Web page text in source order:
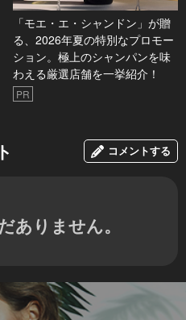
「モエ・エ・シャンドン」が贈
る、2026年夏の特別なプロモー
ション。極上のシャンパンを味
わえる厳選店舗を一挙紹介！
PR
コメントする
ありません。